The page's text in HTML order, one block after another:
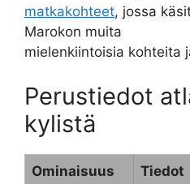
matkakohteet, jossa
Marokon muita
mielenkiintoisia kohteita
Perustiedot
kylistä
Ominaisuus Tiedot